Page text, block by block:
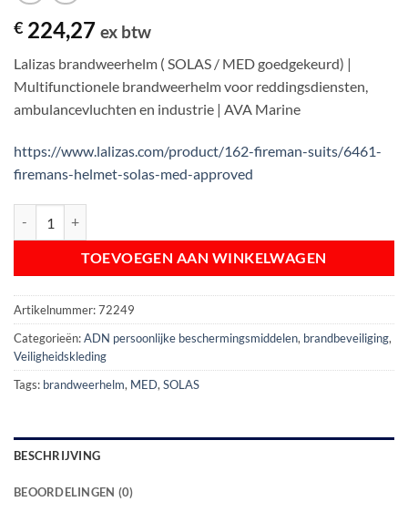
€ 224,27 ex btw
Lalizas brandweerhelm ( SOLAS / MED goedgekeurd) |
Multifunctionele brandweerhelm voor reddingsdiensten,
ambulancevluchten en industrie | AVA Marine
https://www.lalizas.com/product/162-fireman-suits/6461-
firemans-helmet-solas-med-approved
TOEVOEGEN AAN WINKELWAGEN
Artikelnummer:72249
Categorieën:ADN persoonlijke beschermingsmiddelen, brandbeveiliging,
Veiligheidskleding
Tags: brandweerhelm, MED, SOLAS
BESCHRIJVING
BEOORDELINGEN (0)